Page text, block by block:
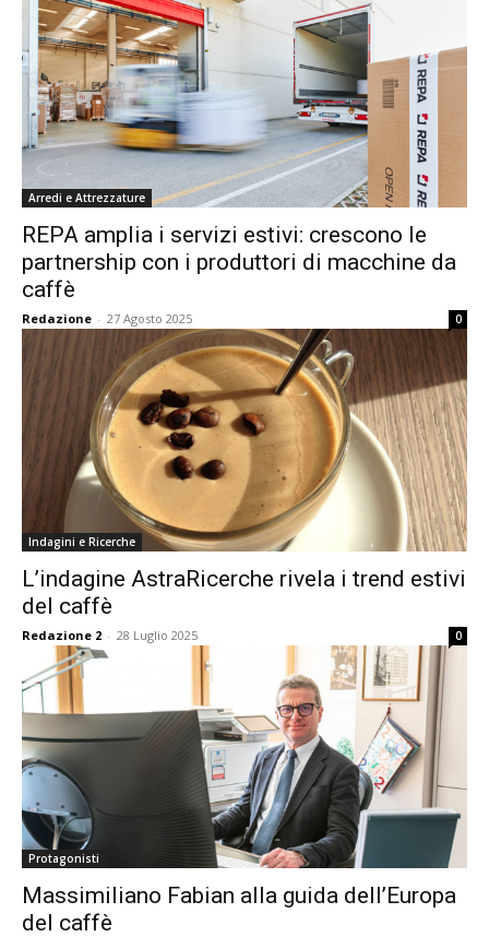
Arredi e Attrezzature
REPA amplia i servizi estivi: crescono le
partnership con i produttori di macchine da
caffè
Redazione - 27 Agosto 2025 0
Indagini e Ricerche
L’indagine AstraRicerche rivela i trend estivi
del caffè
Redazione 2 - 28 Luglio 2025 0
Protagonisti
Massimiliano Fabian alla guida dell’Europa
del caffè